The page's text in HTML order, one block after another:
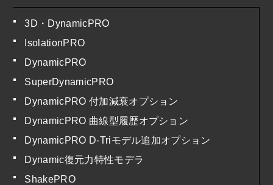
3D・DynamicPRO
IsolationPRO
DynamicPRO
SuperDynamicPRO
DynamicPRO 付加減衰オプション
DynamicPRO 曲線型履歴オプション
DynamicPRO D-Triモデル追加オプション
Dynamic復元力特性モデラ
ShakePRO